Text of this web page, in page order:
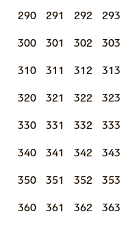
290 291 292 293
300 301 302 303
310 311 312 313
320 321 322 323
330 331 332 333
340 341 342 343
350 351 352 353
360 361 362 363